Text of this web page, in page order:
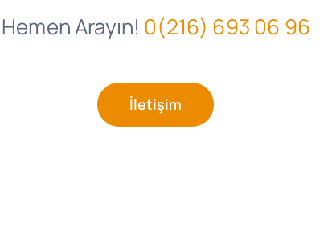
Hemen Arayın! 0(216) 693 06 96
İletişim